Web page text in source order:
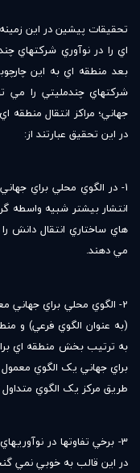
تحقيقات پيشين در اين
اي را در نوآوري شرکتهاي
بعد منطقه اي به اين
شرکتهاي چندمليتي را مي
جهاني؛ مراکز انتقال
در اين تحقيق عبارتند از:
1- در الگوي محلي براي
انتشار بيشتر شبيه واسطه
هاي ساختاري انتقال دانش
مي دهند.
2- الگوي محلي براي
(به عنوان الگوي فرعي) و
به ترتيب بخش منطقه اي
براي جهاني يک الگوي
طريق مرکز يک الگوي
3- برخي تفاوتها در
در اين قالب به خوبي نمي